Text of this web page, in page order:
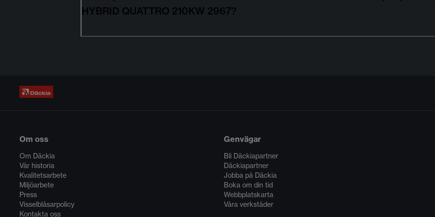
HYBRID QUATTRO 210KW 2967?
Om oss
Om Däckia
Vår historia
Kvalitetsarbete
Miljöarbete
Press
Visselblåsarpolicy
Kontakta oss
Genvägar
Bli Däckiapartner
Däckiapartner
Jobba på Däckia
Boka om din tid
Webbplatskarta
Våra verkstäder